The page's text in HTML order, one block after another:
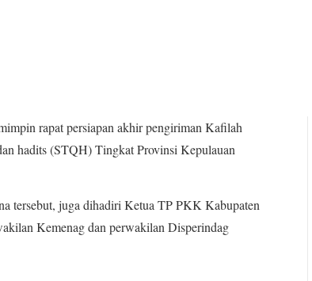
rapat persiapan akhir pengiriman Kafilah
hadits (STQH) Tingkat Provinsi Kepulauan
tersebut, juga dihadiri Ketua TP PKK Kabupaten
Kemenag dan perwakilan Disperindag